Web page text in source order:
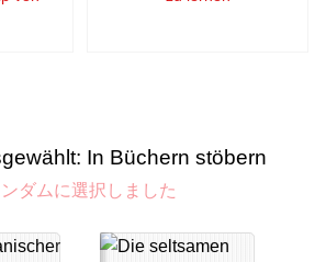
In Büchern stöbern
ダムに選択しました